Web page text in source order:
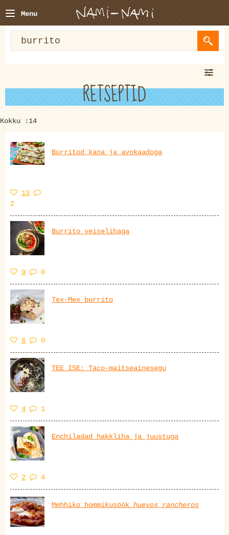
Menu
RETSEPTID
Kokku :14
Burritod kana ja avokaadoga
13
2
Burrito veiselihaga
9 0
Tex-Mex burrito
6 0
TEE ISE: Taco-maitseainesegu
4 1
Enchiladad hakkliha ja juustuga
2 4
Mehhiko hommikusöök huevos rancheros